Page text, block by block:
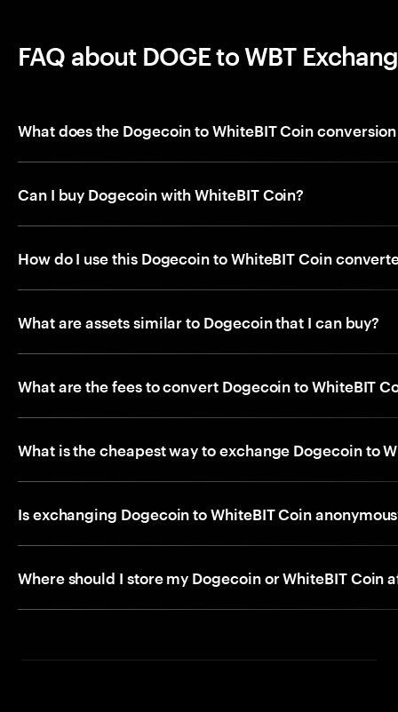
FAQ about DOGE to WBT
What does the Dogecoin to WhiteBIT Coin
Can I buy Dogecoin with WhiteBIT Coin?
How do I use this Dogecoin to WhiteBIT Coin
What are assets similar to Dogecoin that I can buy?
What are the fees to convert Dogecoin to WhiteBIT
What is the cheapest way to exchange Dogecoin to
Is exchanging Dogecoin to WhiteBIT Coin
Where should I store my Dogecoin or WhiteBIT Coin